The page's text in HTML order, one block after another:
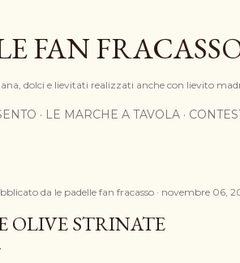
FAN
dolci e lievitati realizzati anche con lievito
LE MARCHE A TAVOLA
da le padelle fan fracasso novembre 06,
OLIVE STRINATE